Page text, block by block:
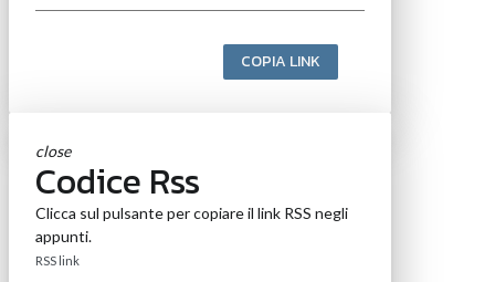
COPIA LINK
close
Codice Rss
Clicca sul pulsante per copiare il link RSS negli
appunti.
RSS link